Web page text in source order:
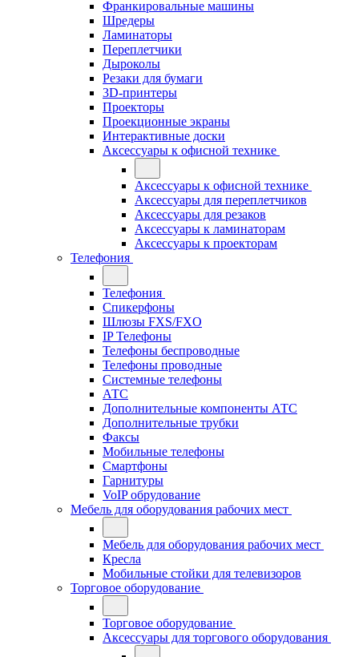
Франкировальные машины
Шредеры
Ламинаторы
Переплетчики
Дыроколы
Резаки для бумаги
3D-принтеры
Проекторы
Проекционные экраны
Интерактивные доски
Аксессуары к офисной технике
Аксессуары к офисной технике
Аксессуары для переплетчиков
Аксессуары для резаков
Аксессуары к ламинаторам
Аксессуары к проекторам
Телефония
Телефония
Спикерфоны
Шлюзы FXS/FXO
IP Телефоны
Телефоны беспроводные
Телефоны проводные
Системные телефоны
АТС
Дополнительные компоненты АТС
Дополнительные трубки
Факсы
Мобильные телефоны
Смартфоны
Гарнитуры
VoIP обрудование
Мебель для оборудования рабочих мест
Мебель для оборудования рабочих мест
Кресла
Мобильные стойки для телевизоров
Торговое оборудование
Торговое оборудование
Аксессуары для торгового оборудования